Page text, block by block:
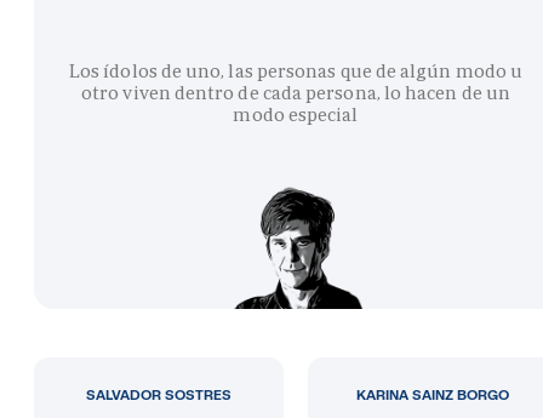
Los ídolos de uno, las personas que de algún modo u
otro viven dentro de cada persona, lo hacen de un
modo especial
SALVADOR SOSTRES KARINA SAINZ BORGO